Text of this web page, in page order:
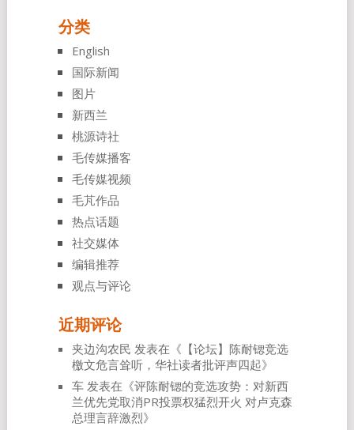
分类
English
国际新闻
图片
新西兰
桃源诗社
毛传媒播客
毛传媒视频
毛芃作品
热点话题
社交媒体
编辑推荐
观点与评论
近期评论
夹边沟农民 发表在《 【论坛】陈耐锶竞选
檄文危言耸听，华社读者批评声四起》
车发表在《评陈耐锶的竞选攻势：对新西
兰优先党取消PR投票权猛烈开火 对卢克森
总理言辞激烈》